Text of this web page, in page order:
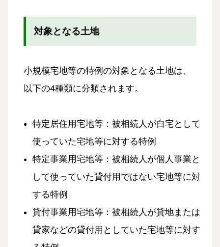
対象となる土地
小規模宅地等の特例の対象となる土地は、
以下の4種類に分類されます。
特定居住用宅地等：被相続人が自宅として
使っていた宅地等に対する特例
特定事業用宅地等：被相続人が個人事業と
して使っていた貸付用ではない宅地等に対
する特例
貸付事業用宅地等：被相続人が貸地または
貸家などの貸付用としていた宅地等に対す